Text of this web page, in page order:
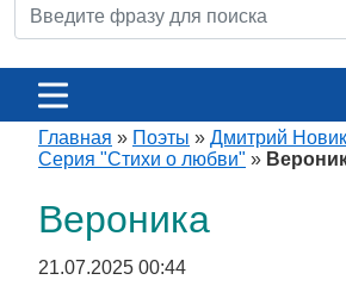
Главная » Поэты » Дмитрий
Серия "Стихи о любви" »
Вероника
21.07.2025 00:44